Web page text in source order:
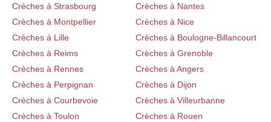
Crèches à Strasbourg
Crèches à Nantes
Crèches à Montpellier
Crèches à Nice
Crèches à Lille
Crèches à Boulogne-Billancourt
Crèches à Reims
Crèches à Grenoble
Crèches à Rennes
Crèches à Angers
Crèches à Perpignan
Crèches à Dijon
Crèches à Courbevoie
Crèches à Villeurbanne
Crèches à Toulon
Crèches à Rouen